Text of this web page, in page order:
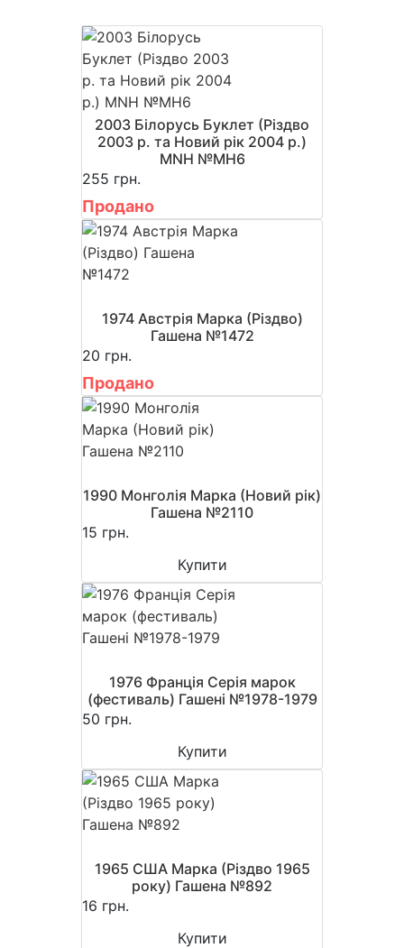
2003 Білорусь Буклет (Різдво
2003 р. та Новий рік 2004 р.)
MNH №MH6
255 грн.
Продано
1974 Австрія Марка (Різдво)
Гашена №1472
20 грн.
Продано
1990 Монголія Марка (Новий рік)
Гашена №2110
15 грн.
Купити
1976 Франція Серія марок
(фестиваль) Гашені №1978-1979
50 грн.
Купити
1965 США Марка (Різдво 1965
року) Гашена №892
16 грн.
Купити